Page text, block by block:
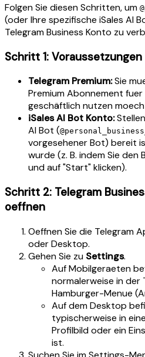
Folgen Sie diesen Schritten, um
(oder Ihre spezifische iSales AI
Telegram Business Konto zu
Schritt 1:
Telegram Premium:Sie
Premium Abonnement
geschäftlich nutzen
iSales AI Bot Konto:
AI Bot (
vorgesehener Bot) bereit
wurde (z. B. indem Sie den
und auf "Start" klicken).
Schritt 2: Telegram
oeffnen
Oeffnen Sie die Telegram
oder Desktop.
Gehen Sie zu Settings.
Auf Mobilgeraeten
normalerweise in der
Hamburger-Menue
Auf dem Desktop
typischerweise in
Profilbild oder ein
ist.